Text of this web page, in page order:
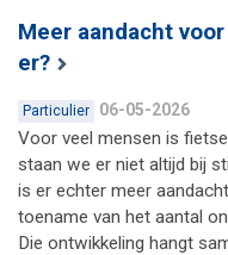
Meer aandacht
er?
Particulier 06-05-2026
Voor veel mensen is
staan we er niet altijd bij
is er echter meer
toename van het aantal
Die ontwikkeling hangt